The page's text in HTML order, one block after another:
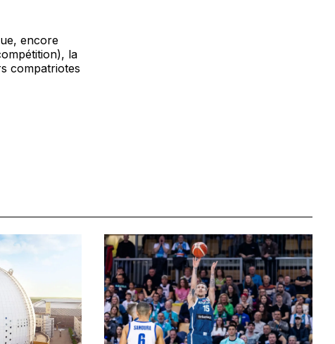
encore
la
compatriotes